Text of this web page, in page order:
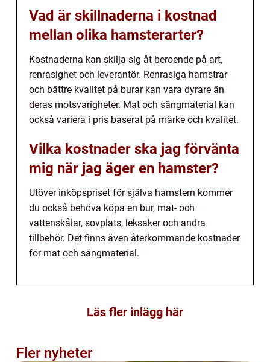
Vad är skillnaderna i kostnad
mellan olika hamsterarter?
Kostnaderna kan skilja sig åt beroende på art,
renrasighet och leverantör. Renrasiga hamstrar
och bättre kvalitet på burar kan vara dyrare än
deras motsvarigheter. Mat och sängmaterial kan
också variera i pris baserat på märke och kvalitet.
Vilka kostnader ska jag förvänta
mig när jag äger en hamster?
Utöver inköpspriset för själva hamstern kommer
du också behöva köpa en bur, mat- och
vattenskålar, sovplats, leksaker och andra
tillbehör. Det finns även återkommande kostnader
för mat och sängmaterial.
Läs fler inlägg här
Fler nyheter